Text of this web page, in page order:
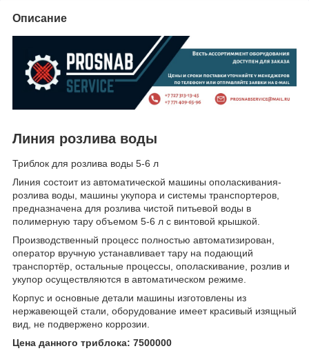
Описание
Линия розлива воды
Триблок для розлива воды 5-6 л
Линия состоит из автоматической машины ополаскивания-
розлива воды, машины укупора и системы транспортеров,
предназначена для розлива чистой питьевой воды в
полимерную тару объемом 5-6 л с винтовой крышкой.
Производственный процесс полностью автоматизирован,
оператор вручную устанавливает тару на подающий
транспортёр, остальные процессы, ополаскивание, розлив и
укупор осуществляются в автоматическом режиме.
Корпус и основные детали машины изготовлены из
нержавеющей стали, оборудование имеет красивый изящный
вид, не подвержено коррозии.
Цена данного триблока: 7500000